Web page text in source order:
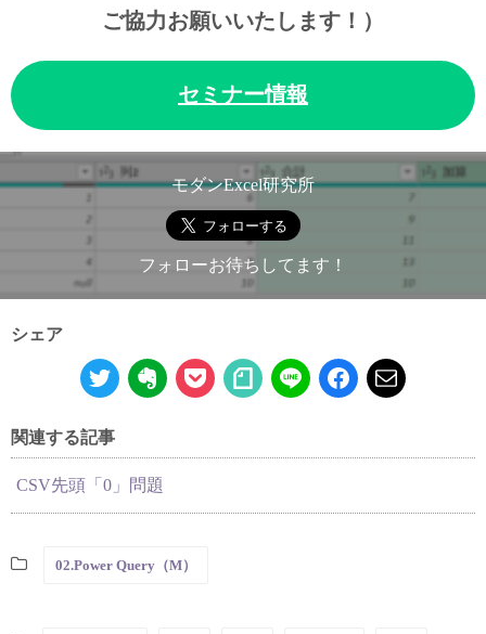
ご協力お願いいたします！）
セミナー情報
モダンExcel研究所
フォローお待ちしてます！
シェア
関連する記事
CSV先頭「0」問題
02.Power Query（M）